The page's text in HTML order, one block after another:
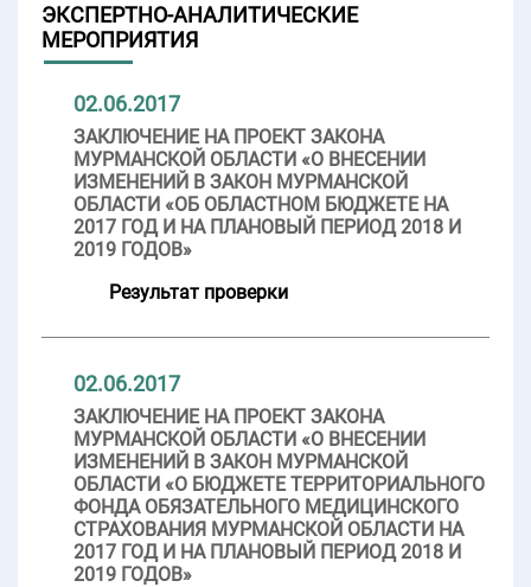
ЭКСПЕРТНО-АНАЛИТИЧЕСКИЕ
МЕРОПРИЯТИЯ
02.06.2017
ЗАКЛЮЧЕНИЕ НА ПРОЕКТ ЗАКОНА
МУРМАНСКОЙ ОБЛАСТИ «О ВНЕСЕНИИ
ИЗМЕНЕНИЙ В ЗАКОН МУРМАНСКОЙ
ОБЛАСТИ «ОБ ОБЛАСТНОМ БЮДЖЕТЕ НА
2017 ГОД И НА ПЛАНОВЫЙ ПЕРИОД 2018 И
2019 ГОДОВ»
Результат проверки
02.06.2017
ЗАКЛЮЧЕНИЕ НА ПРОЕКТ ЗАКОНА
МУРМАНСКОЙ ОБЛАСТИ «О ВНЕСЕНИИ
ИЗМЕНЕНИЙ В ЗАКОН МУРМАНСКОЙ
ОБЛАСТИ «О БЮДЖЕТЕ ТЕРРИТОРИАЛЬНОГО
ФОНДА ОБЯЗАТЕЛЬНОГО МЕДИЦИНСКОГО
СТРАХОВАНИЯ МУРМАНСКОЙ ОБЛАСТИ НА
2017 ГОД И НА ПЛАНОВЫЙ ПЕРИОД 2018 И
2019 ГОДОВ»